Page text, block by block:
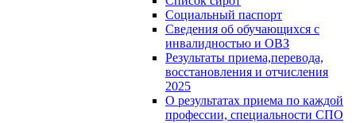
Социальный паспорт
Сведения об обучающихся с
инвалидностью и ОВЗ
Результаты приема,перевода,
восстановления и отчисления
2025
О результатах приема по каждой
профессии, специальности СПО